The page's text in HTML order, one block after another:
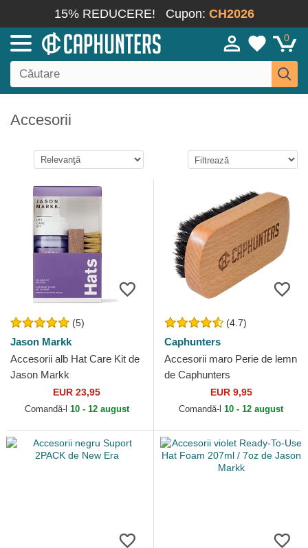
15% REDUCERE! Cupon: CH2026
0
Accesorii
(5)
Jason Markk
Accesorii alb Hat Care Kit de
Jason Markk
EUR 23,95
Comandă-l 10 - 12 august
(4.7)
Caphunters
Accesorii maro Perie de lemn
de Caphunters
EUR 9,95
Comandă-l 10 - 12 august